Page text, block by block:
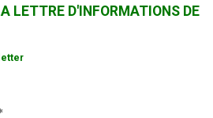
LETTRE D'INFORMATIONS DE